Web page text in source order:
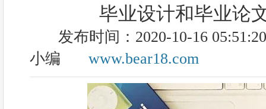
毕业设计和毕业论
发布时间：2020-10-16 05:51:20
小编
www.bear18.com